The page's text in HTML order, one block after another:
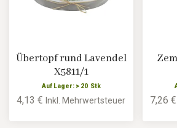
Übertopf rund Lavendel
X5811/1
Auf Lager: > 20 Stk
4,13 €Inkl. Mehrwertsteuer 7,26 €